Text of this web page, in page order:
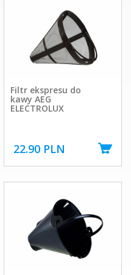
Filtr ekspresu do
kawy AEG
ELECTROLUX
22.90 PLN